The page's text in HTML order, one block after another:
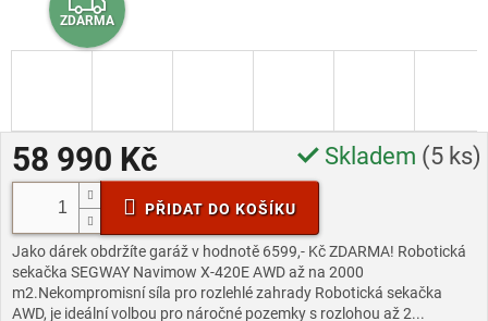
D
M
A
ZDARMA
58 990 Kč Skladem (5 ks)
PŘIDAT DO KOŠÍKU
Jako dárek obdržíte garáž v hodnotě 6599,- Kč ZDARMA! Robotická
sekačka SEGWAY Navimow X-420E AWD až na 2000
m2.Nekompromisní síla pro rozlehlé zahrady Robotická sekačka
AWD, je ideální volbou pro náročné pozemky s rozlohou až 2...